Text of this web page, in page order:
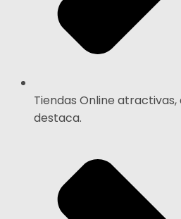
Tiendas Online
destaca.